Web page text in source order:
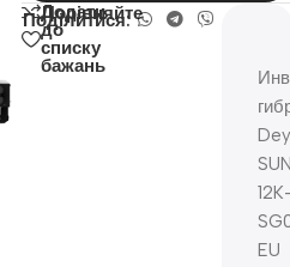
Порівняйте
Додати
до
списку
бажань
Поділитися:
EU